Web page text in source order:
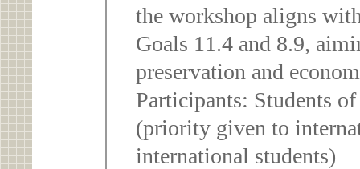
the workshop aligns
Goals 11.4 and 8.9,
preservation and
Participants: Students
(priority given to
international students)